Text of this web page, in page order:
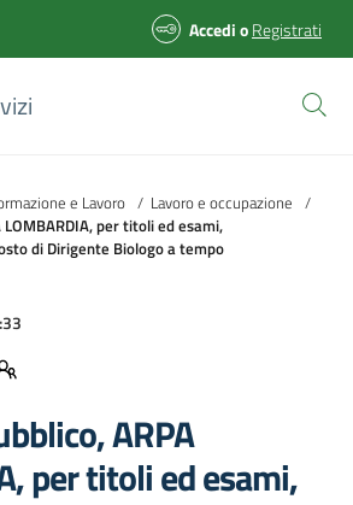
AccedioRegistrati
e Lavoro / Lavoro e occupazione /
per titoli ed esami,
di Dirigente Biologo a tempo
ARPA
per titoli ed esami,